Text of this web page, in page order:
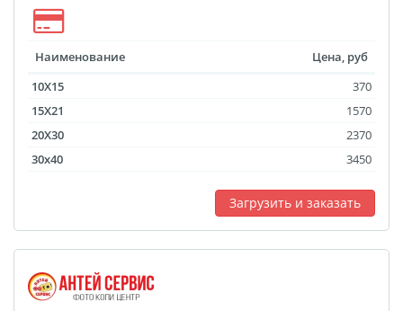
Наименование
Цена, руб
10X15
370
15X21
1570
20X30
2370
30x40
3450
Загрузить и заказать